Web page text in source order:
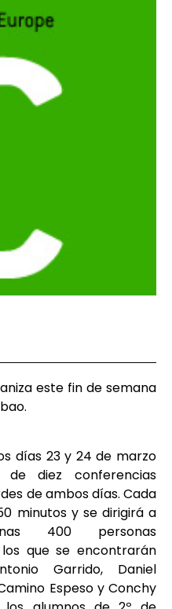
este fin de semana
días 23 y 24 de marzo
diez conferencias
de ambos días. Cada
minutos y se dirigirá a
400 personas
que se encontrarán
Garrido, Daniel
Espeso y Conchy